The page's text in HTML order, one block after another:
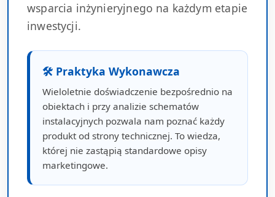
wsparcia inżynieryjnego na każdym etapie
inwestycji.
🛠 Praktyka Wykonawcza
Wieloletnie doświadczenie bezpośrednio na
obiektach i przy analizie schematów
instalacyjnych pozwala nam poznać każdy
produkt od strony technicznej. To wiedza,
której nie zastąpią standardowe opisy
marketingowe.